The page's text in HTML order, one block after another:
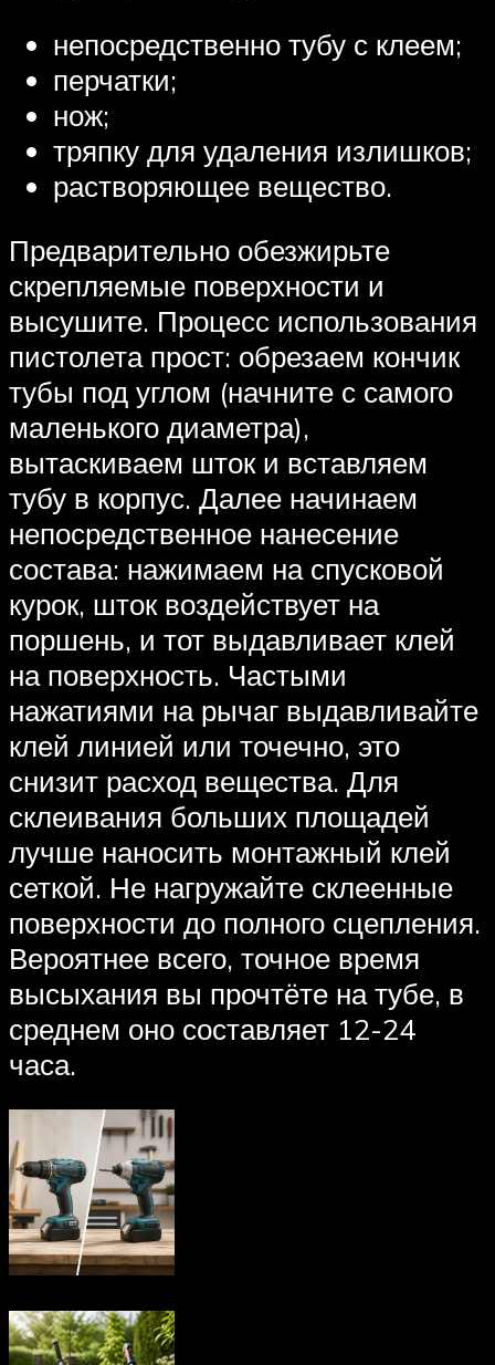
непосредственно тубу с клеем;
перчатки;
нож;
тряпку для удаления излишков;
растворяющее вещество.
Предварительно обезжирьте
скрепляемые поверхности и
высушите. Процесс использования
пистолета прост: обрезаем кончик
тубы под углом (начните с самого
маленького диаметра),
вытаскиваем шток и вставляем
тубу в корпус. Далее начинаем
непосредственное нанесение
состава: нажимаем на спусковой
курок, шток воздействует на
поршень, и тот выдавливает клей
на поверхность. Частыми
нажатиями на рычаг выдавливайте
клей линией или точечно, это
снизит расход вещества. Для
склеивания больших площадей
лучше наносить монтажный клей
сеткой. Не нагружайте склеенные
поверхности до полного сцепления.
Вероятнее всего, точное время
высыхания вы прочтёте на тубе, в
среднем оно составляет 12-24
часа.